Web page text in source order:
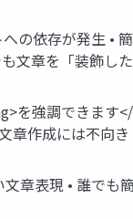
の依存が発生 •
文章を「装飾し
強調できます
章作成には不向き
章表現 • 誰で